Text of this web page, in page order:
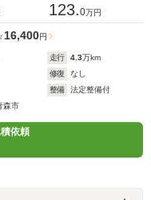
123.0万円
16,400円
走行 4.3万km
修復
なし
整備
法定整備付
森市
依頼